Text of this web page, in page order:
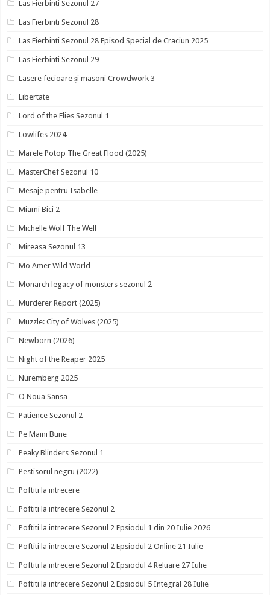
Las Fierbinti Sezonul 27
Las Fierbinti Sezonul 28
Las Fierbinti Sezonul 28 Episod Special de Craciun 2025
Las Fierbinti Sezonul 29
Lasere fecioare și masoni Crowdwork 3
Libertate
Lord of the Flies Sezonul 1
Lowlifes 2024
Marele Potop The Great Flood (2025)
MasterChef Sezonul 10
Mesaje pentru Isabelle
Miami Bici 2
Michelle Wolf The Well
Mireasa Sezonul 13
Mo Amer Wild World
Monarch legacy of monsters sezonul 2
Murderer Report (2025)
Muzzle: City of Wolves (2025)
Newborn (2026)
Night of the Reaper 2025
Nuremberg 2025
O Noua Sansa
Patience Sezonul 2
Pe Maini Bune
Peaky Blinders Sezonul 1
Pestisorul negru (2022)
Poftiti la intrecere
Poftiti la intrecere Sezonul 2
Poftiti la intrecere Sezonul 2 Epsiodul 1 din 20 Iulie 2026
Poftiti la intrecere Sezonul 2 Epsiodul 2 Online 21 Iulie
Poftiti la intrecere Sezonul 2 Epsiodul 4 Reluare 27 Iulie
Poftiti la intrecere Sezonul 2 Epsiodul 5 Integral 28 Iulie